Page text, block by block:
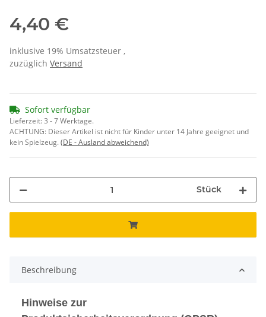
4,40 €
inklusive 19% Umsatzsteuer ,
zuzüglich Versand
Sofort verfügbar
Lieferzeit:3 - 7 Werktage.
ACHTUNG: Dieser Artikel ist nicht für Kinder unter 14 Jahre geeignet und
kein Spielzeug.(DE - Ausland abweichend)
Stück
Beschreibung
Hinweise zur